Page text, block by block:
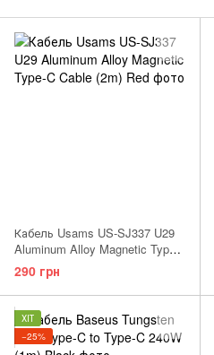
Кабель Usams US-SJ337 U29
Aluminum Alloy Magnetic Type-
C Cable (2m) Black
290 грн
ХІТ
−25%